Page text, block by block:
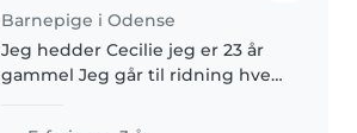
Barnepige i Odense
Jeg hedder Cecilie jeg er 23 år
gammel Jeg går til ridning hver
udfordringer men jeg elsker at